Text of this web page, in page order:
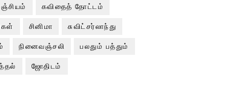
கவிதைத் தோட்டம்
சினிமா சுவிட்சர்லாந்து
நினைவஞ்சலி பலதும் பத்தும்
ஜோதிடம்